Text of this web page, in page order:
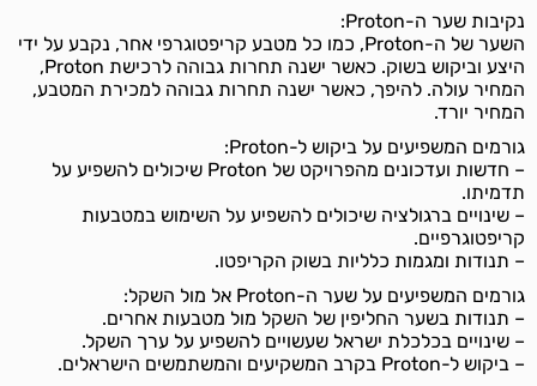
נקיבות שער ה-Proton:
השער של ה-Proton, כמו כל מטבע קריפטוגרפי אחר, נקבע על ידי
היצע וביקוש בשוק. כאשר ישנה תחרות גבוהה לרכישת Proton,
המחיר עולה. להיפך, כאשר ישנה תחרות גבוהה למכירת המטבע,
המחיר יורד.
גורמים המשפיעים על ביקוש ל-Proton:
– חדשות ועדכונים מהפרויקט של Proton שיכולים להשפיע על
תדמיתו.
– שינויים ברגולציה שיכולים להשפיע על השימוש במטבעות
קריפטוגרפיים.
– תנודות ומגמות כלליות בשוק הקריפטו.
גורמים המשפיעים על שער ה-Proton אל מול השקל:
– תנודות בשער החליפין של השקל מול מטבעות אחרים.
– שינויים בכלכלת ישראל שעשויים להשפיע על ערך השקל.
– ביקוש ל-Proton בקרב המשקיעים והמשתמשים הישראלים.